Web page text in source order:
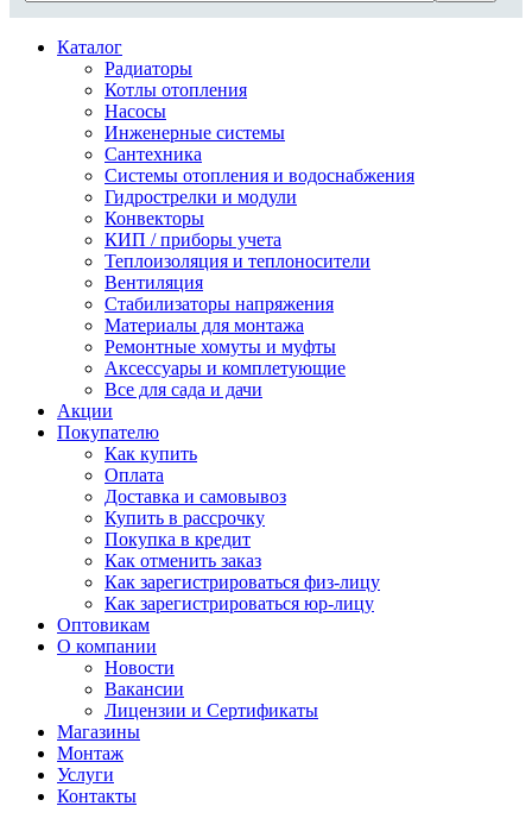
Каталог
Радиаторы
Котлы отопления
Насосы
Инженерные системы
Сантехника
Системы отопления и водоснабжения
Гидрострелки и модули
Конвекторы
КИП / приборы учета
Теплоизоляция и теплоносители
Вентиляция
Стабилизаторы напряжения
Материалы для монтажа
Ремонтные хомуты и муфты
Аксессуары и комплетующие
Все для сада и дачи
Акции
Покупателю
Как купить
Оплата
Доставка и самовывоз
Купить в рассрочку
Покупка в кредит
Как отменить заказ
Как зарегистрироваться физ-лицу
Как зарегистрироваться юр-лицу
Оптовикам
О компании
Новости
Вакансии
Лицензии и Сертификаты
Магазины
Монтаж
Услуги
Контакты